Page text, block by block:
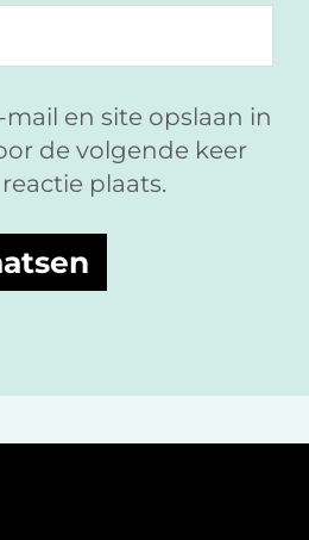
en site opslaan in
de volgende keer
plaats.